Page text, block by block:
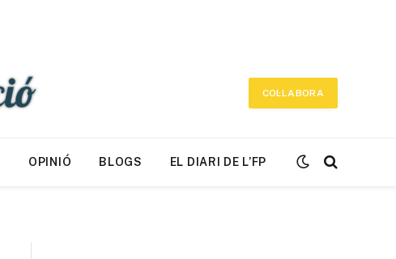
COL·LABORA
OPINIÓ BLOGS EL DIARI DE L’FP